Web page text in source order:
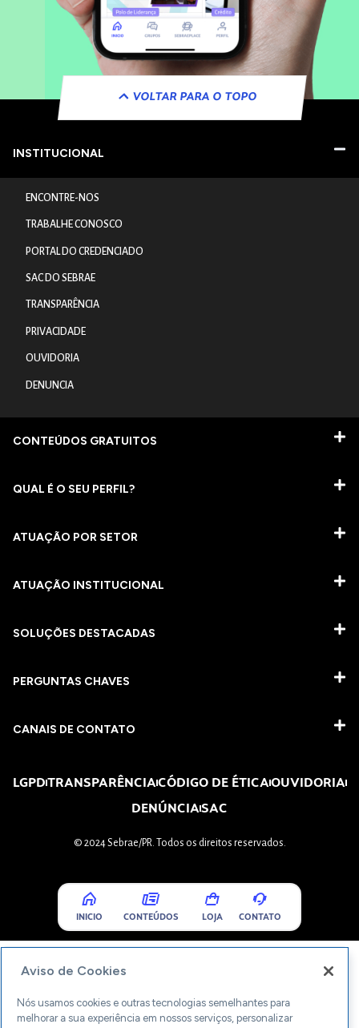
VOLTAR PARA O TOPO
INSTITUCIONAL
ENCONTRE-NOS
TRABALHE CONOSCO
PORTAL DO CREDENCIADO
SAC DO SEBRAE
TRANSPARÊNCIA
PRIVACIDADE
OUVIDORIA
DENUNCIA
CONTEÚDOS GRATUITOS
QUAL É O SEU PERFIL?
ATUAÇÃO POR SETOR
ATUAÇÃO INSTITUCIONAL
SOLUÇÕES DESTACADAS
PERGUNTAS CHAVES​
CANAIS DE CONTATO
LGPDTRANSPARÊNCIACÓDIGO DE ÉTICAOUVIDORIA
DENÚNCIASAC
© 2024 Sebrae/PR. Todos os direitos reservados.
INICIO CONTEÚDOS LOJA CONTATO
Aviso de Cookies
Nós usamos cookies e outras tecnologias semelhantes para
melhorar a sua experiência em nossos serviços, personalizar